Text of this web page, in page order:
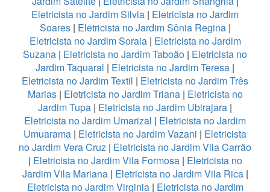
Eletricista no Jardim Silvia | Eletricista no Jardim
Soares| Eletricista no Jardim Sônia Regina|
Eletricista no Jardim Soraia| Eletricista no Jardim
Suzana | Eletricista no Jardim Taboão | Eletricista no
Jardim Taquaral | Eletricista no Jardim Teresa |
Eletricista no Jardim Textil | Eletricista no Jardim Três
Marias| Eletricista no Jardim Triana| Eletricista no
Jardim Tupa | Eletricista no Jardim Ubirajara |
Eletricista no Jardim Umarizal | Eletricista no Jardim
Umuarama | Eletricista no Jardim Vazani | Eletricista
no Jardim Vera Cruz | Eletricista no Jardim Vila Carrão
| Eletricista no Jardim Vila Formosa| Eletricista no
Jardim Vila Mariana| Eletricista no Jardim Vila Rica|
Eletricista no Jardim Virginia| Eletricista no Jardim